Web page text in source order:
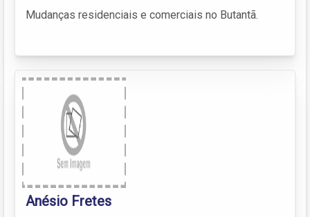
Mudanças residenciais e comerciais no Butantã.
Anésio Fretes